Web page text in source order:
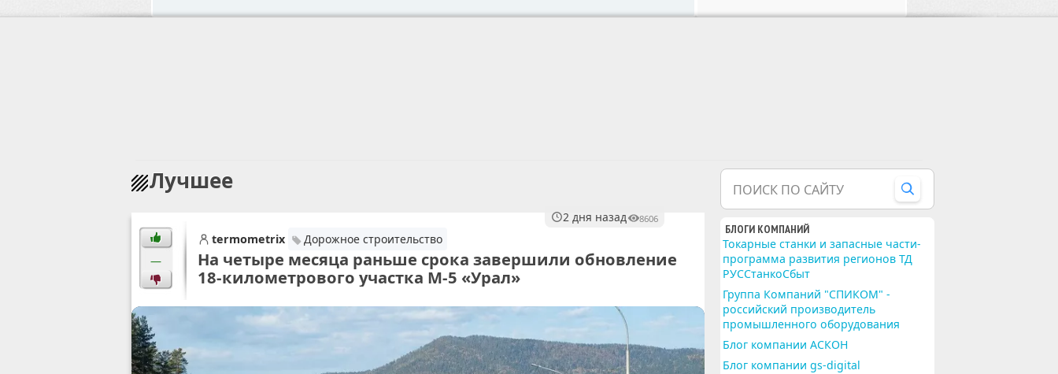
Лучшее
2 дня назад 8606
—
termometrix Дорожное строительство
На четыре месяца раньше срока завершили обновление
18-километрового участка М-5 «Урал»
ПОИСК ПО САЙТУ
БЛОГИ КОМПАНИЙ
Токарные станки и запасные части-
программа развития регионов ТД
РУССтанкоСбыт
Группа Компаний "СПИКОМ" -
российский производитель
промышленного оборудования
Блог компании АСКОН
Блог компании gs-digital